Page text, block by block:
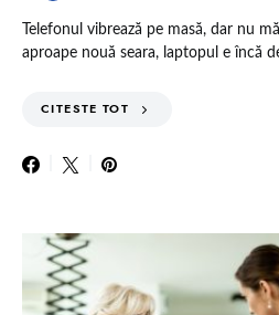
Telefonul vibrează pe masă, dar nu
aproape nouă seara, laptopul e încă
CITESTE TOT